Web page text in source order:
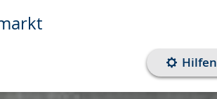
Hilfen